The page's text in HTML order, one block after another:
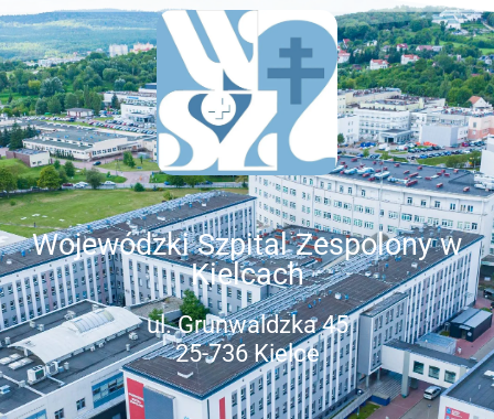
Wojewódzki Szpital Zespolony w
Kielcach
ul. Grunwaldzka 45
25-736 Kielce